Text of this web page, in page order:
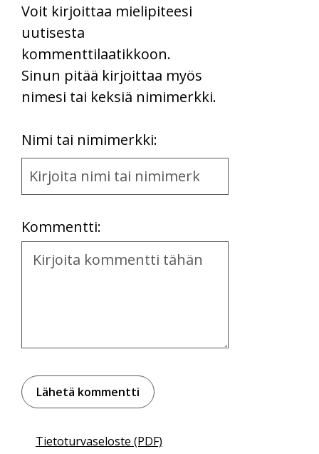
Voit kirjoittaa mielipiteesi
uutisesta
kommenttilaatikkoon.
Sinun pitää kirjoittaa myös
nimesi tai keksiä nimimerkki.
Nimi tai nimimerkki:
Name
and
Kommentti:
Kommentti
Tietoturvaseloste (PDF)